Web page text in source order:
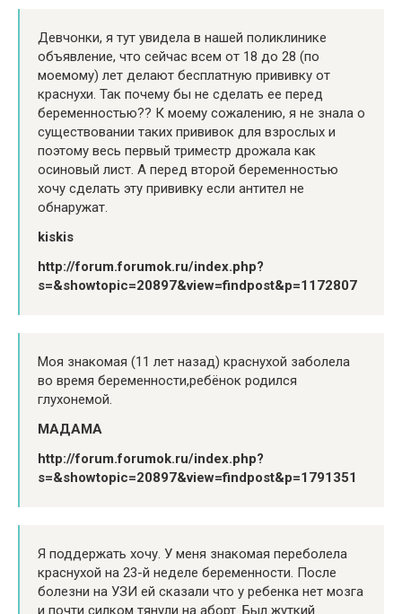
Девчонки, я тут увидела в нашей поликлинике
объявление, что сейчас всем от 18 до 28 (по
моемому) лет делают бесплатную прививку от
краснухи. Так почему бы не сделать ее перед
беременностью?? К моему сожалению, я не знала о
существовании таких прививок для взрослых и
поэтому весь первый триместр дрожала как
осиновый лист. А перед второй беременностью
хочу сделать эту прививку если антител не
обнаружат.
kiskis
http://forum.forumok.ru/index.php?
s=&showtopic=20897&view=findpost&p=1172807
Моя знакомая (11 лет назад) краснухой заболела
во время беременности,ребёнок родился
глухонемой.
МАДАМА
http://forum.forumok.ru/index.php?
s=&showtopic=20897&view=findpost&p=1791351
Я поддержать хочу. У меня знакомая переболела
краснухой на 23-й неделе беременности. После
болезни на УЗИ ей сказали что у ребенка нет мозга
и почти силком тянули на аборт. Был жуткий